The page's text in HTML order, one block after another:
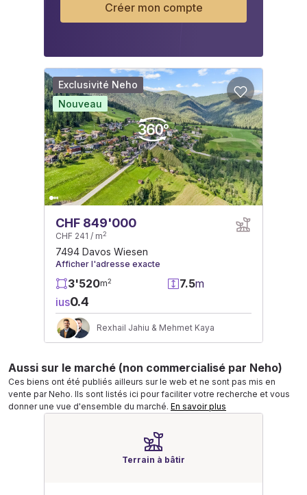
Créer mon compte
CHF 849'000
CHF 241 / m2
7494 Davos Wiesen
Afficher l'adresse exacte
3'520m2 7.5m
ius0.4
Rexhail Jahiu & Mehmet Kaya
Exclusivité Neho
Nouveau
Aussi sur le marché (non commercialisé par Neho)
Ces biens ont été publiés ailleurs sur le web et ne sont pas mis en
vente par Neho. Ils sont listés ici pour faciliter votre recherche et vous
donner une vue d'ensemble du marché. En savoir plus
Terrain à bâtir